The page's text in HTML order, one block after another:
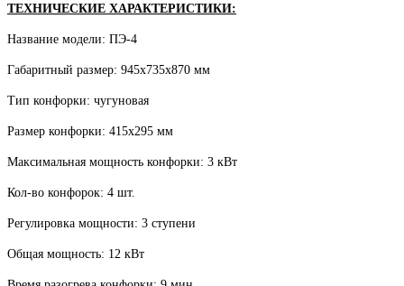
ТЕХНИЧЕСКИЕ ХАРАКТЕРИСТИКИ:
Название модели: ПЭ-4
Габаритный размер: 945х735х870 мм
Тип конфорки: чугуновая
Размер конфорки: 415х295 мм
Максимальная мощность конфорки: 3 кВт
Кол-во конфорок: 4 шт.
Регулировка мощности: 3 ступени
Общая мощность: 12 кВт